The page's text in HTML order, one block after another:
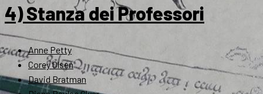
4) Stanza dei Professori
Anne Petty
Corey Olsen
David Bratman